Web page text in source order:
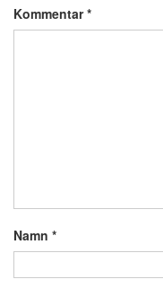
Kommentar*
Namn *